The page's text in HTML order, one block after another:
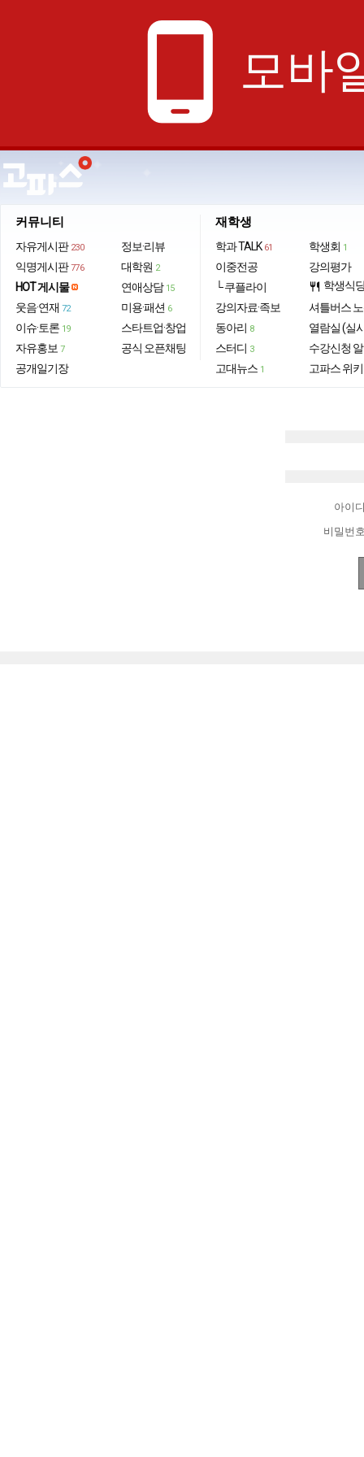
phone_android 모바
커뮤니티
자유게시판 230
익명게시판 776
HOT 게시물
웃음·연재 72
이슈·토론 19
자유홍보 7
공개일기장
정보·리뷰
대학원 2
연애상담 15
미용·패션 6
스타트업·창업
공식 오픈채팅
재학생
학과 TALK 61
이중전공
└ 쿠플라이
강의자료·족보
동아리 8
스터디 3
고대뉴스 1
학생회 1
강의평가
restaurant 학생식
셔틀버스
열람실 (실
수강신청
고파스 위키
아이
비밀번